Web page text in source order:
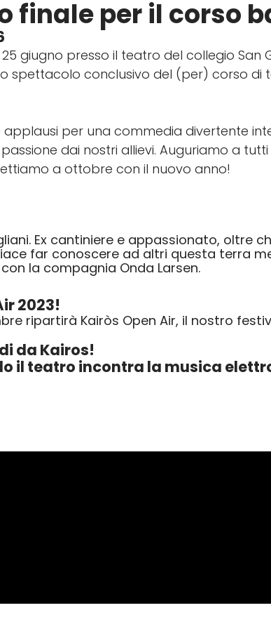
finale per il corso
giugno presso il teatro del collegio San
spettacolo conclusivo del (per) corso di
applausi per una commedia divertente
dai nostri allievi. Auguriamo a
a ottobre con il nuovo anno!
Ex cantiniere e appassionato, oltre
far conoscere ad altri questa terra
la compagnia Onda Larsen.
2023!
ripartirà Kairòs Open Air, il nostro
da Kairos!
il teatro incontra la musica